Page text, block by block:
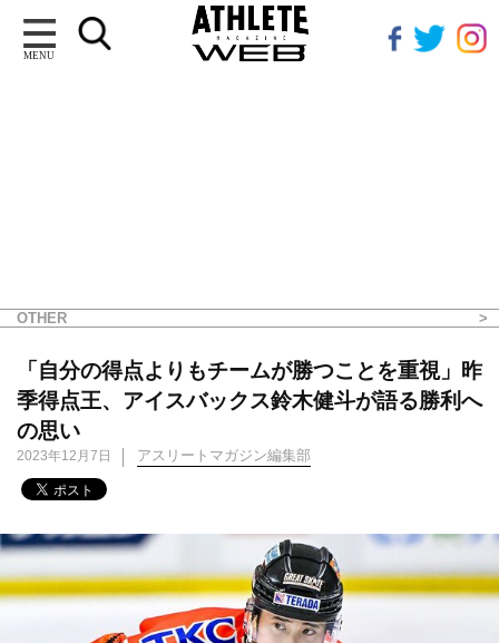
MENU
OTHER
「自分の得点よりもチームが勝つことを重視」昨
季得点王、アイスバックス鈴木健斗が語る勝利へ
の思い
2023年12月7日 アスリートマガジン編集部